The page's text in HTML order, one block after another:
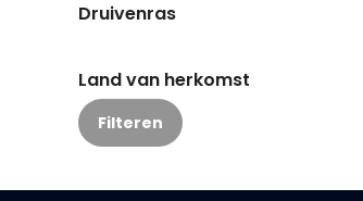
Druivenras
Land van herkomst
Filteren